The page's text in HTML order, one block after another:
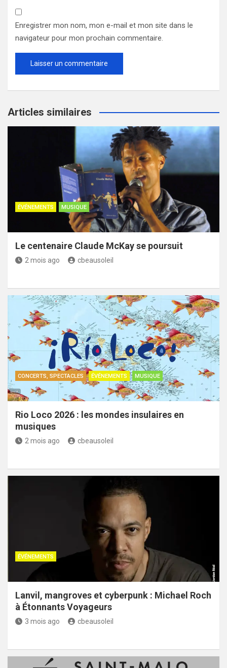
Enregistrer mon nom, mon e-mail et mon site dans le
navigateur pour mon prochain commentaire.
Articles similaires
ÉVÉNEMENTS MUSIQUE
Le centenaire Claude McKay se poursuit
2 mois ago cbeausoleil
CONCERTS, SPECTACLES ÉVÉNEMENTS MUSIQUE
Rio Loco 2026 : les mondes insulaires en
musiques
2 mois ago cbeausoleil
ÉVÉNEMENTS
Lanvil, mangroves et cyberpunk : Michael Roch
à Étonnants Voyageurs
3 mois ago cbeausoleil